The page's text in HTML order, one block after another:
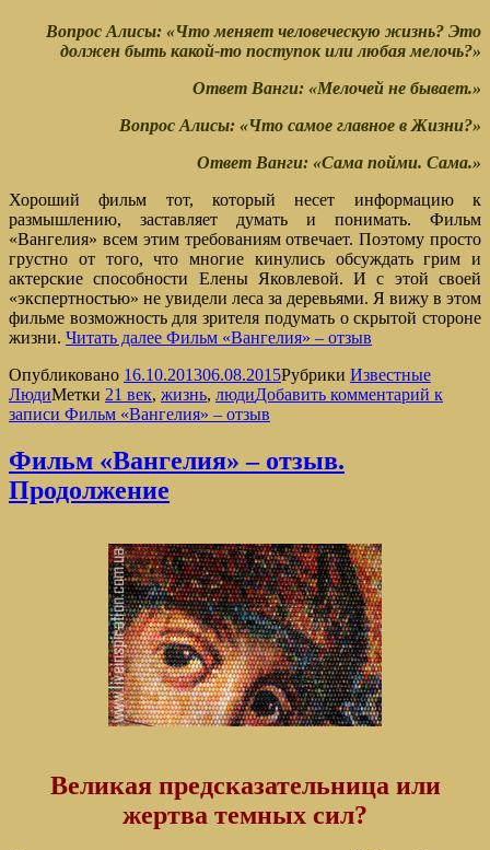
Вопрос Алисы: «Что меняет человеческую жизнь? Это
должен быть какой-то поступок или любая мелочь?»
Ответ Ванги: «Мелочей не бывает.»
Вопрос Алисы: «Что самое главное в Жизни?»
Ответ Ванги: «Сама пойми. Сама.»
Хороший фильм тот, который несет информацию к
размышлению, заставляет думать и понимать. Фильм
«Вангелия» всем этим требованиям отвечает. Поэтому просто
грустно от того, что многие кинулись обсуждать грим и
актерские способности Елены Яковлевой. И с этой своей
«экспертностью» не увидели леса за деревьями. Я вижу в этом
фильме возможность для зрителя подумать о скрытой стороне
жизни. Читать далее Фильм «Вангелия» – отзыв
Опубликовано 16.10.201306.08.2015Рубрики Известные
ЛюдиМетки 21 век, жизнь, людиДобавить комментарий к
записи Фильм «Вангелия» – отзыв
Фильм «Вангелия» – отзыв.
Продолжение
Великая предсказательница или
жертва темных сил?